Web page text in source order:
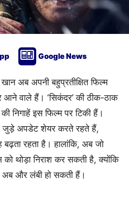
Google News
अब अपनी बहुप्रतीक्षित फिल्म
वाले हैं। ‘सिकंदर’ की ठीक-ठाक
निगाहें इस फिल्म पर टिकी हैं।
से जुड़े अपडेट शेयर करते रहते हैं,
रहता है। हालांकि, अब जो
थोड़ा निराश कर सकती है, क्योंकि
अब और लंबी हो सकती हैं।